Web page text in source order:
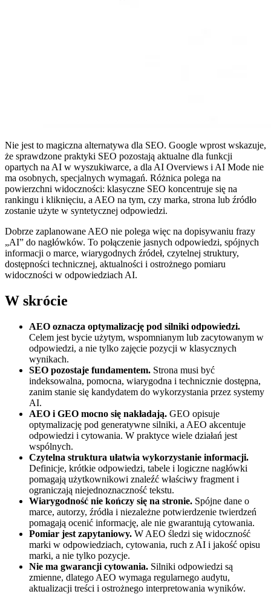
Nie jest to magiczna alternatywa dla SEO. Google wprost wskazuje,
że sprawdzone praktyki SEO pozostają aktualne dla funkcji
opartych na AI w wyszukiwarce, a dla AI Overviews i AI Mode nie
ma osobnych, specjalnych wymagań. Różnica polega na
powierzchni widoczności: klasyczne SEO koncentruje się na
rankingu i kliknięciu, a AEO na tym, czy marka, strona lub źródło
zostanie użyte w syntetycznej odpowiedzi.
Dobrze zaplanowane AEO nie polega więc na dopisywaniu frazy
„AI” do nagłówków. To połączenie jasnych odpowiedzi, spójnych
informacji o marce, wiarygodnych źródeł, czytelnej struktury,
dostępności technicznej, aktualności i ostrożnego pomiaru
widoczności w odpowiedziach AI.
W skrócie
AEO oznacza optymalizację pod silniki odpowiedzi.
Celem jest bycie użytym, wspomnianym lub zacytowanym w
odpowiedzi, a nie tylko zajęcie pozycji w klasycznych
wynikach.
SEO pozostaje fundamentem. Strona musi być
indeksowalna, pomocna, wiarygodna i technicznie dostępna,
zanim stanie się kandydatem do wykorzystania przez systemy
AI.
AEO i GEO mocno się nakładają. GEO opisuje
optymalizację pod generatywne silniki, a AEO akcentuje
odpowiedzi i cytowania. W praktyce wiele działań jest
wspólnych.
Czytelna struktura ułatwia wykorzystanie informacji.
Definicje, krótkie odpowiedzi, tabele i logiczne nagłówki
pomagają użytkownikowi znaleźć właściwy fragment i
ograniczają niejednoznaczność tekstu.
Wiarygodność nie kończy się na stronie. Spójne dane o
marce, autorzy, źródła i niezależne potwierdzenie twierdzeń
pomagają ocenić informację, ale nie gwarantują cytowania.
Pomiar jest zapytaniowy. W AEO śledzi się widoczność
marki w odpowiedziach, cytowania, ruch z AI i jakość opisu
marki, a nie tylko pozycje.
Nie ma gwarancji cytowania. Silniki odpowiedzi są
zmienne, dlatego AEO wymaga regularnego audytu,
aktualizacji treści i ostrożnego interpretowania wyników.